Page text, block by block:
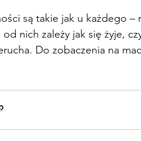
są takie jak u każdego
nich zależy jak się żyje,
Do zobaczenia na